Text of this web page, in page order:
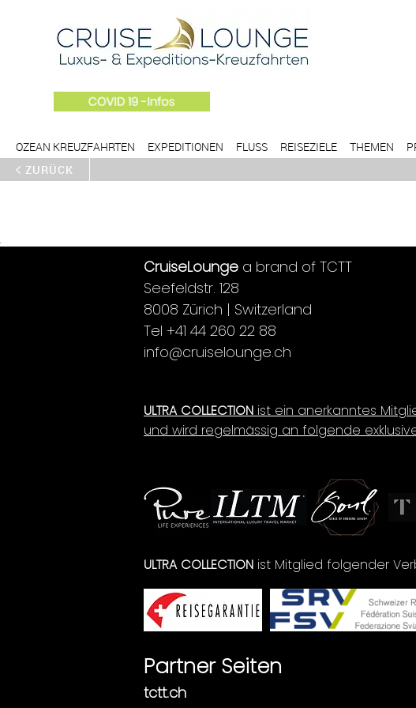
OZEAN KREUZFAHRTEN EXPEDITIONEN FLUSS REISEZIELE THEMEN
ZURÜCK
CruiseLounge a brand of TCTT
Seefeldstr. 128
8008 Zürich | Switzerland
Tel +41 44 260 22 88
info@cruiselounge.ch
ULTRA COLLECTION ist ein anerkanntes
und wird regelmässig an folgende
ULTRA COLLECTION ist Mitglied folgender
Partner Seiten
tctt.ch